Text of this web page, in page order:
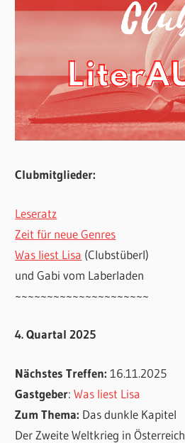
Clubmitglieder:
Leseratz
Zeit für neue Genres
Was liest Lisa (Clubstüberl)
und Gabi vom Laberladen
~~~~~~~~~~~~~~~~~~~~~
4. Quartal 2025
Nächstes Treffen:16.11.2025
Gastgeber:Was liest Lisa
Zum Thema: Das dunkle Kapitel
Der Zweite Weltkrieg in Österreich